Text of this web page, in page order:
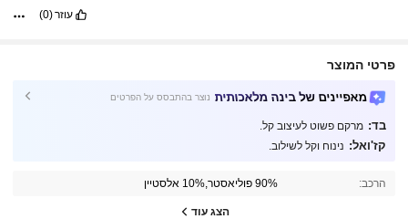
definitely
עוזר(0)
פרטי המוצר
מאפיינים של בינה מלאכותית נוצר בהתבסס על הפרטים
בד: מרקם פשוט לעיצוב קל.
קז'ואל: נינוח וקל לשילוב.
הרכב: 90% פוליאסטר,10% אלסטיין
הצג עוד
4.86 1M עוקבים